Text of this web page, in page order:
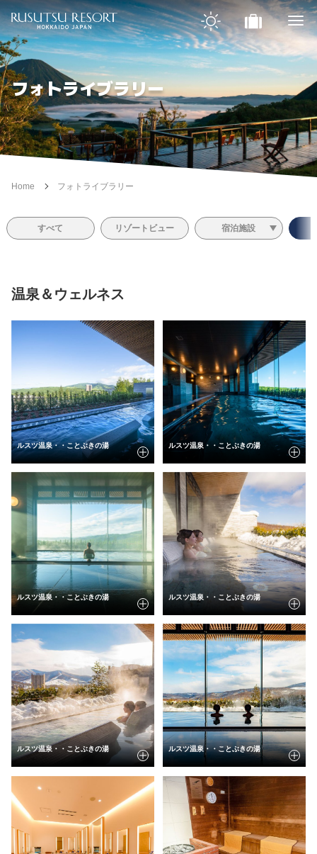
フォトライブラリー
Home フォトライブラリー
すべて リゾートビュー 宿泊施設
温泉＆ウェルネス
ルスツ温泉・・ことぶきの湯 ルスツ温泉・・ことぶきの湯
ルスツ温泉・・ことぶきの湯 ルスツ温泉・・ことぶきの湯
ルスツ温泉・・ことぶきの湯 ルスツ温泉・・ことぶきの湯